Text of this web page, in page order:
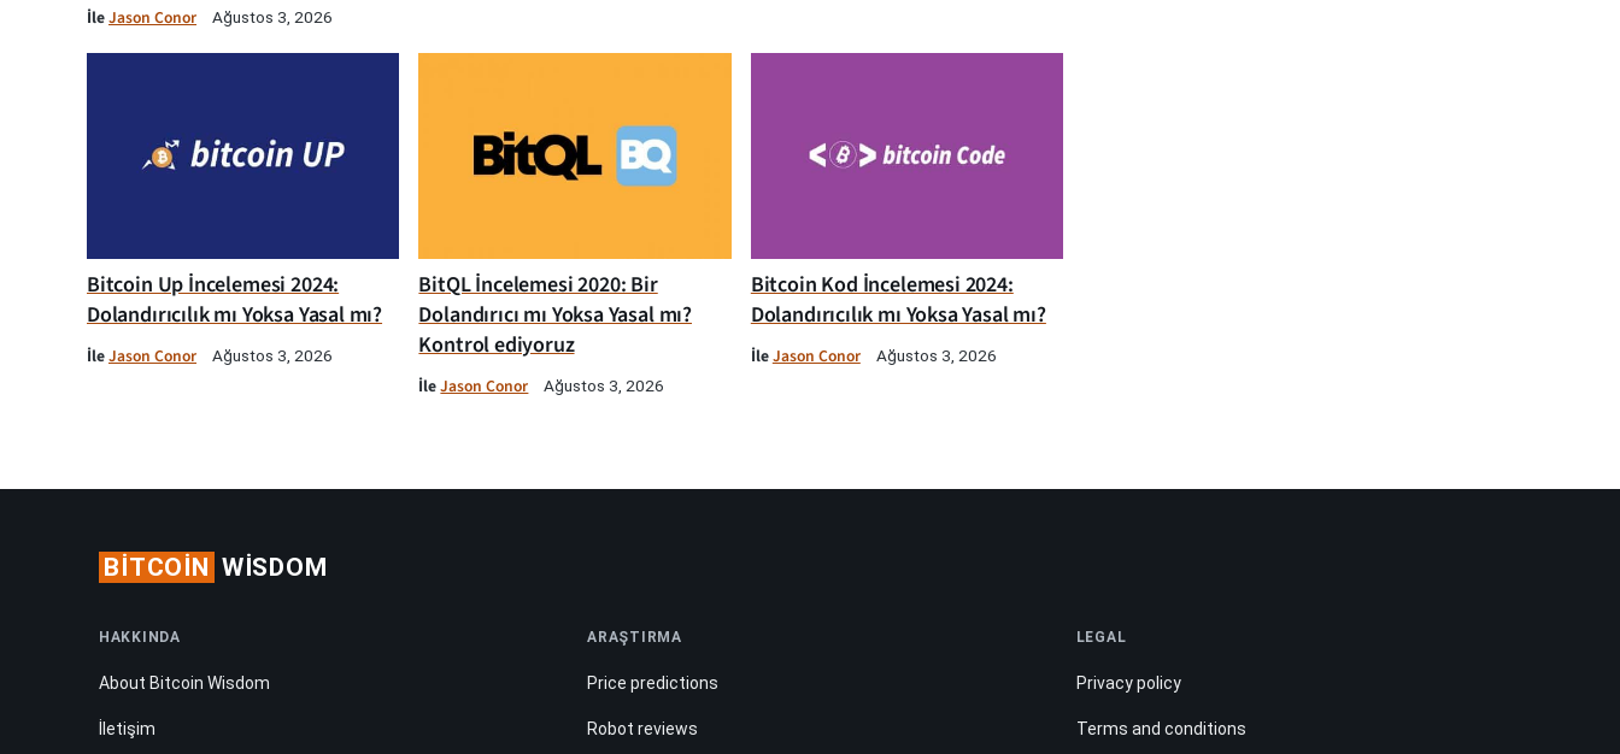
İleJason Conor Ağustos 3, 2026
Bitcoin Up İncelemesi 2024:
Dolandırıcılık mı Yoksa Yasal mı?
İleJason Conor Ağustos 3, 2026
BitQL İncelemesi 2020: Bir
Dolandırıcı mı Yoksa Yasal mı?
Kontrol ediyoruz
İleJason Conor Ağustos 3, 2026
Bitcoin Kod İncelemesi 2024:
Dolandırıcılık mı Yoksa Yasal mı?
İleJason Conor Ağustos 3, 2026
BITCOIN WISDOM
HAKKINDA
About Bitcoin Wisdom
İletişim
ARAŞTIRMA
Price predictions
Robot reviews
LEGAL
Privacy policy
Terms and conditions